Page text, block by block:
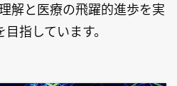
解と医療の飛躍的進歩を実
指しています。